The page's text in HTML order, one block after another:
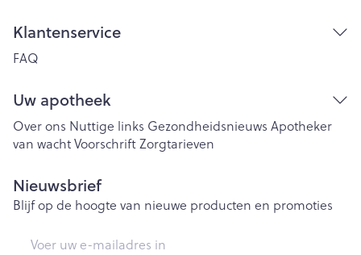
Klantenservice
FAQ
Uw apotheek
Over ons Nuttige links Gezondheidsnieuws Apotheker
van wachtVoorschriftZorgtarieven
Nieuwsbrief
Blijf op de hoogte van nieuwe producten en promoties